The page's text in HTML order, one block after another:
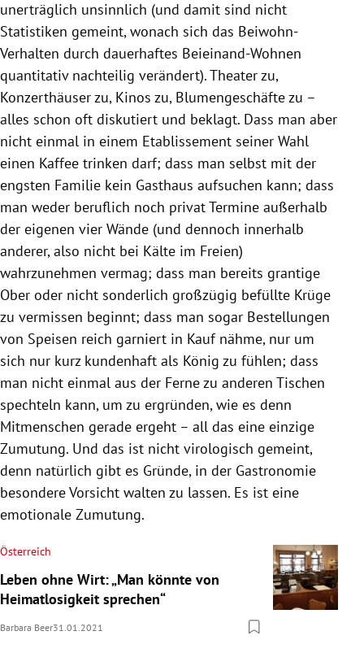
unerträglich unsinnlich (und damit sind nicht
Statistiken gemeint, wonach sich das Beiwohn-
Verhalten durch dauerhaftes Beieinand-Wohnen
quantitativ nachteilig verändert). Theater zu,
Konzerthäuser zu, Kinos zu, Blumengeschäfte zu –
alles schon oft diskutiert und beklagt. Dass man aber
nicht einmal in einem Etablissement seiner Wahl
einen Kaffee trinken darf; dass man selbst mit der
engsten Familie kein Gasthaus aufsuchen kann; dass
man weder beruflich noch privat Termine außerhalb
der eigenen vier Wände (und dennoch innerhalb
anderer, also nicht bei Kälte im Freien)
wahrzunehmen vermag; dass man bereits grantige
Ober oder nicht sonderlich großzügig befüllte Krüge
zu vermissen beginnt; dass man sogar Bestellungen
von Speisen reich garniert in Kauf nähme, nur um
sich nur kurz kundenhaft als König zu fühlen; dass
man nicht einmal aus der Ferne zu anderen Tischen
spechteln kann, um zu ergründen, wie es denn
Mitmenschen gerade ergeht – all das eine einzige
Zumutung. Und das ist nicht virologisch gemeint,
denn natürlich gibt es Gründe, in der Gastronomie
besondere Vorsicht walten zu lassen. Es ist eine
emotionale Zumutung.
Österreich
Leben ohne Wirt: „Man könnte von
Heimatlosigkeit sprechen“
Barbara Beer31.01.2021